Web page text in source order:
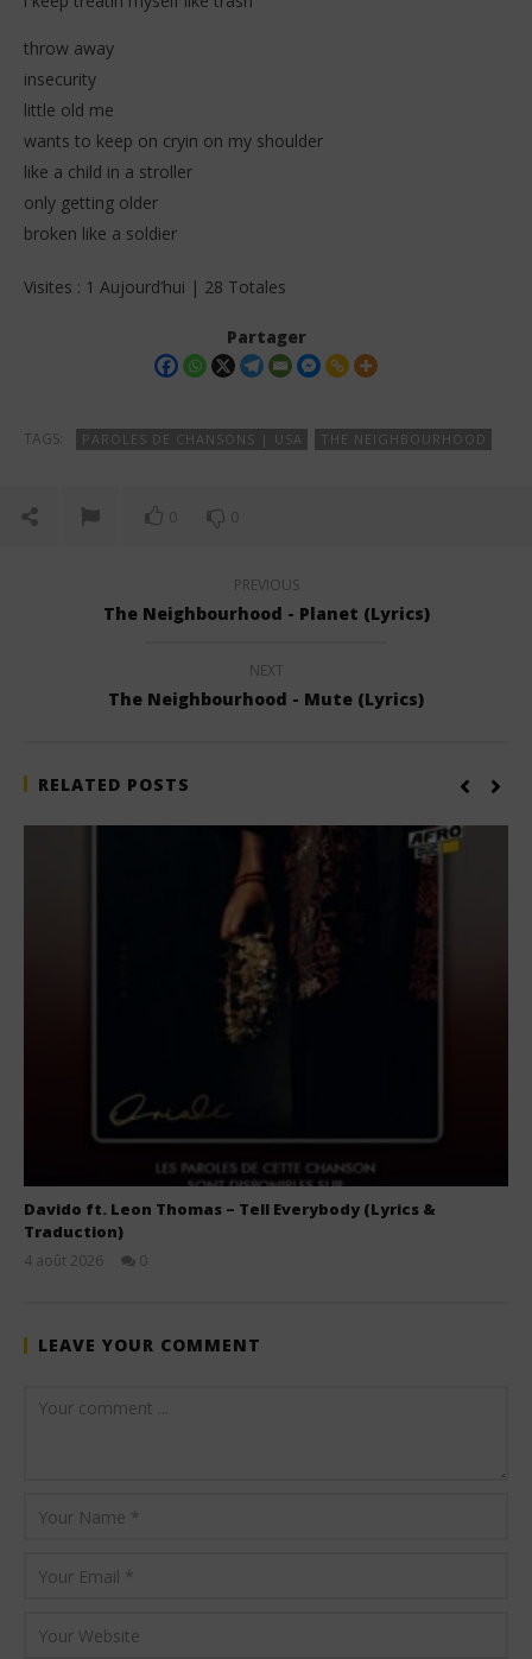
throw away
insecurity
little old me
wants to keep on cryin on my shoulder
like a child in a stroller
only getting older
broken like a soldier
Visites : 1 Aujourd’hui | 28 Totales
Partager
TAGS: PAROLES DE CHANSONS | USA THE NEIGHBOURHOOD
0 0
PREVIOUS
The Neighbourhood - Planet (Lyrics)
NEXT
The Neighbourhood - Mute (Lyrics)
RELATED POSTS
Davido ft. Leon Thomas – Tell Everybody (Lyrics &
Traduction)
4 août 2026
0
LEAVE YOUR COMMENT